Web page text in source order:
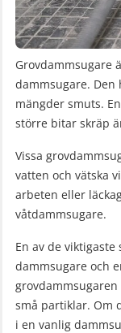
Grovdammsugare
dammsugare. Den
mängder smuts.
större bitar skräp
Vissa
vatten och vätska
arbeten eller
våtdammsugare.
En av de
dammsugare och
små partiklar. Om
i en vanlig